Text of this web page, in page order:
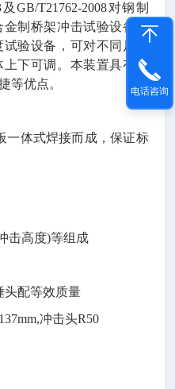
及GB/T21762-2008对钢制
制桥架冲击试验设备的
验设备，可对不同尺寸
上下可调。本装置具有操
等优点。
一体式焊接而成，保证标
击高度)等组成
头配等效质量
mm,冲击头R50
电话咨询